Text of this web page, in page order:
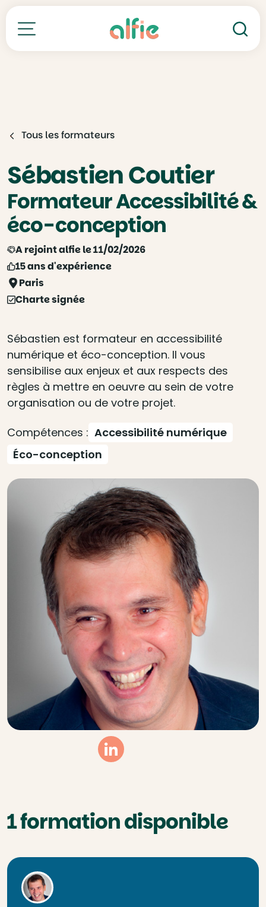
Toutes nos formations
Tous les formateurs
Sébastien Coutier
Formateur Accessibilité &
éco-conception
A rejoint alfie le 11/02/2026
15 ans d'expérience
Paris
Charte signée
Sébastien est formateur en accessibilité
numérique et éco-conception. Il vous
sensibilise aux enjeux et aux respects des
règles à mettre en oeuvre au sein de votre
organisation ou de votre projet.
Compétences : Accessibilité numérique
Éco-conception
Linkedin
1 formation disponible